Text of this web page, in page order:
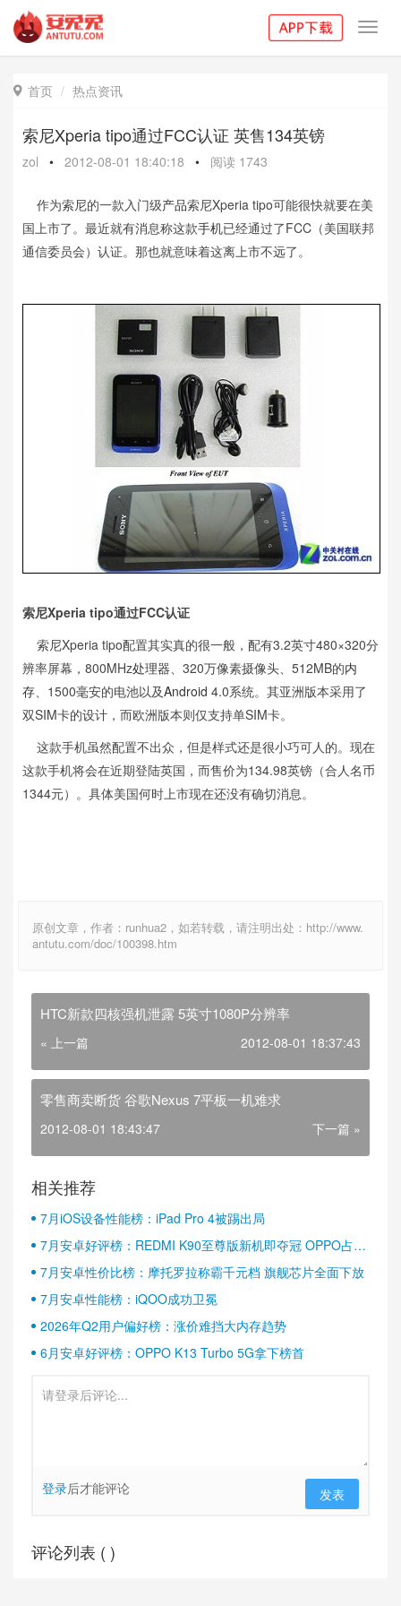
 首页 热点资讯
索尼Xperia tipo通过FCC认证 英售134英镑
zol • 2012-08-01 18:40:18 • 阅读 1743
作为索尼的一款入门级产品索尼Xperia tipo可能很快就要在美
国上市了。最近就有消息称这款手机已经通过了FCC（美国联邦
通信委员会）认证。那也就意味着这离上市不远了。
索尼Xperia tipo通过FCC认证
索尼Xperia tipo配置其实真的很一般，配有3.2英寸480×320分
辨率屏幕，800MHz处理器 、320万像素摄像头、512MB的内
存 、1500毫安的电池以及Android 4.0系统。其亚洲版本采用了
双SIM卡的设计，而欧洲版本则仅支持单SIM卡。
这款手机虽然配置不出众，但是样式还是很小巧可人的。现在
这款手机将会在近期登陆英国，而售价为134.98英镑（合人名币
1344元）。具体美国何时上市现在还没有确切消息。
原创文章，作者：runhua2，如若转载，请注明出处：http://www.
antutu.com/doc/100398.htm
HTC新款四核强机泄露 5英寸1080P分辨率
« 上一篇 2012-08-01 18:37:43
零售商卖断货 谷歌Nexus 7平板一机难求
2012-08-01 18:43:47 下一篇 »
相关推荐
7月iOS设备性能榜：iPad Pro 4被踢出局
7月安卓好评榜：REDMI K90至尊版新机即夺冠 OPPO占据
半壁江山
7月安卓性价比榜：摩托罗拉称霸千元档 旗舰芯片全面下放
7月安卓性能榜：iQOO成功卫冕
2026年Q2用户偏好榜：涨价难挡大内存趋势
6月安卓好评榜：OPPO K13 Turbo 5G拿下榜首
登录后才能评论 发表
评论列表 ( )